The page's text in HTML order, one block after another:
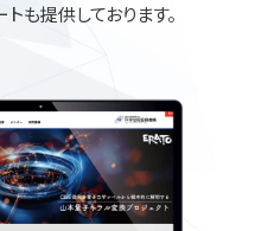
も提供しております。